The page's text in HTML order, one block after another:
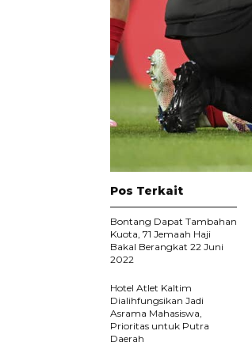
Pos Terkait
Bontang Dapat Tambahan
Kuota, 71 Jemaah Haji
Bakal Berangkat 22 Juni
2022
Hotel Atlet Kaltim
Dialihfungsikan Jadi
Asrama Mahasiswa,
Prioritas untuk Putra
Daerah